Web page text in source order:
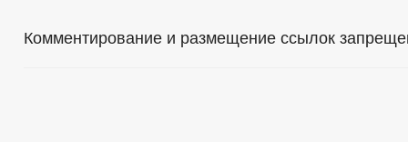
Комментирование и размещение ссылок